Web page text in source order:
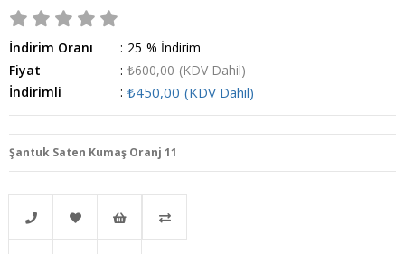
İndirim Oranı : %
25
İndirim
Fiyat
: ₺600,00 (KDV Dahil)
İndirimli
: ₺450,00 (KDV Dahil)
Şantuk Saten Kumaş Oranj 11